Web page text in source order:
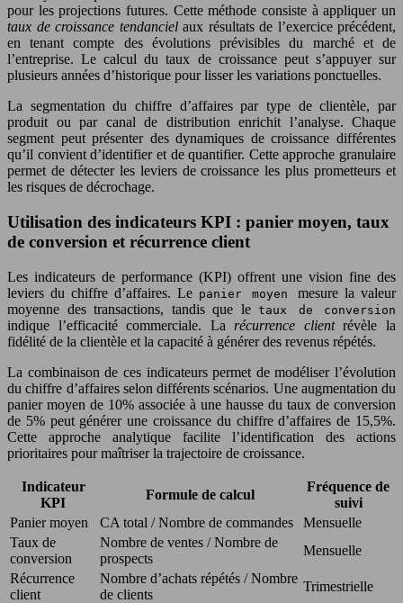
pour les projections futures. Cette méthode consiste à appliquer un
taux de croissance tendanciel aux résultats de l’exercice précédent,
en tenant compte des évolutions prévisibles du marché et de
l’entreprise. Le calcul du taux de croissance peut s’appuyer sur
plusieurs années d’historique pour lisser les variations ponctuelles.
La segmentation du chiffre d’affaires par type de clientèle, par
produit ou par canal de distribution enrichit l’analyse. Chaque
segment peut présenter des dynamiques de croissance différentes
qu’il convient d’identifier et de quantifier. Cette approche granulaire
permet de détecter les leviers de croissance les plus prometteurs et
les risques de décrochage.
Utilisation des indicateurs KPI : panier moyen, taux
de conversion et récurrence client
Les indicateurs de performance (KPI) offrent une vision fine des
leviers du chiffre d’affaires. Le panier moyen mesure la valeur
moyenne des transactions, tandis que le taux de conversion
indique l’efficacité commerciale. La récurrence clientrévèle la
fidélité de la clientèle et la capacité à générer des revenus répétés.
La combinaison de ces indicateurs permet de modéliser l’évolution
du chiffre d’affaires selon différents scénarios. Une augmentation du
panier moyen de 10% associée à une hausse du taux de conversion
de 5% peut générer une croissance du chiffre d’affaires de 15,5%.
Cette approche analytique facilite l’identification des actions
prioritaires pour maîtriser la trajectoire de croissance.
Indicateur
KPI
Formule de calcul
Fréquence de
suivi
Panier moyen
CA total / Nombre de commandes
Mensuelle
Taux de
conversion
Nombre de ventes / Nombre de
prospects
Mensuelle
Récurrence
client
Nombre d’achats répétés / Nombre
de clients
Trimestrielle